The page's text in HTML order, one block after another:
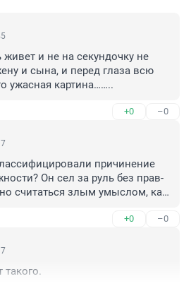
и не на секундочку не
и сына, и перед глаза всю
ужасная картина……..
+0 –0
причинение
Он сел за руль без прав-
считаться злым умыслом, как
априори, думал он об этом
решение, его никто не
руль и стал убийцей,
как особо тяжкое
+0 –0
такого.